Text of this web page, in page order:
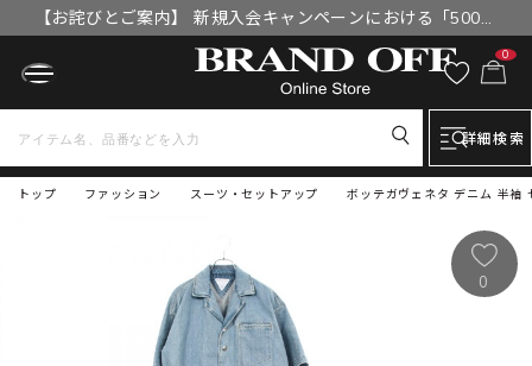
【お詫びとご案内】 新規入会キャンペーンにおける「500円
OFFクーポン」付与漏れと補填について
0
詳細検索
トップ ボッテガヴェネタ デニム 半袖
ファッション スーツ・セットアップ
0